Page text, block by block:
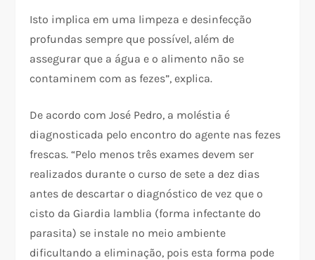
Isto implica em uma limpeza e desinfecção
profundas sempre que possível, além de
assegurar que a água e o alimento não se
contaminem com as fezes”, explica.
De acordo com José Pedro, a moléstia é
diagnosticada pelo encontro do agente nas fezes
frescas. “Pelo menos três exames devem ser
realizados durante o curso de sete a dez dias
antes de descartar o diagnóstico de vez que o
cisto da Giardia lamblia (forma infectante do
parasita) se instale no meio ambiente
dificultando a eliminação, pois esta forma pode